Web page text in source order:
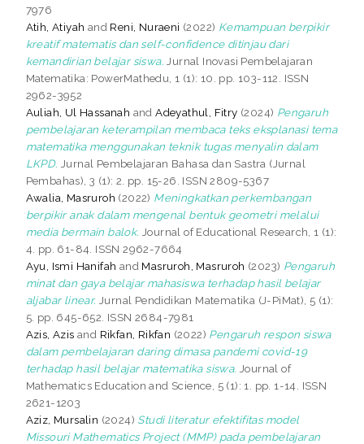
7976
Atih, Atiyah and Reni, Nuraeni (2022) Kemampuan berpikir
kreatif matematis dan self-confidence ditinjau dari
kemandirian belajar siswa. Jurnal Inovasi Pembelajaran
Matematika: PowerMathedu, 1 (1): 10. pp. 103-112. ISSN
2962-3952
Auliah, Ul Hassanah andAdeyathul, Fitry (2024) Pengaruh
pembelajaran keterampilan membaca teks eksplanasi tema
matematika menggunakan teknik tugas menyalin dalam
LKPD. Jurnal Pembelajaran Bahasa dan Sastra (Jurnal
Pembahas), 3 (1): 2. pp. 15-26. ISSN 2809-5367
Awalia, Masruroh (2022) Meningkatkan perkembangan
berpikir anak dalam mengenal bentuk geometri melalui
media bermain balok. Journal of Educational Research, 1 (1):
4. pp. 61-84. ISSN 2962-7664
Ayu, Ismi Hanifah and Masruroh, Masruroh (2023) Pengaruh
minat dan gaya belajar mahasiswa terhadap hasil belajar
aljabar linear. Jurnal Pendidikan Matematika (J-PiMat), 5 (1):
5. pp. 645-652. ISSN 2684-7981
Azis, Azis and Rikfan, Rikfan (2022) Pengaruh respon siswa
dalam pembelajaran daring dimasa pandemi covid-19
terhadap hasil belajar matematika siswa. Journal of
Mathematics Education and Science, 5 (1): 1. pp. 1-14. ISSN
2621-1203
Aziz, Mursalin (2024) Studi literatur efektifitas model
Missouri Mathematics Project (MMP) pada pembelajaran